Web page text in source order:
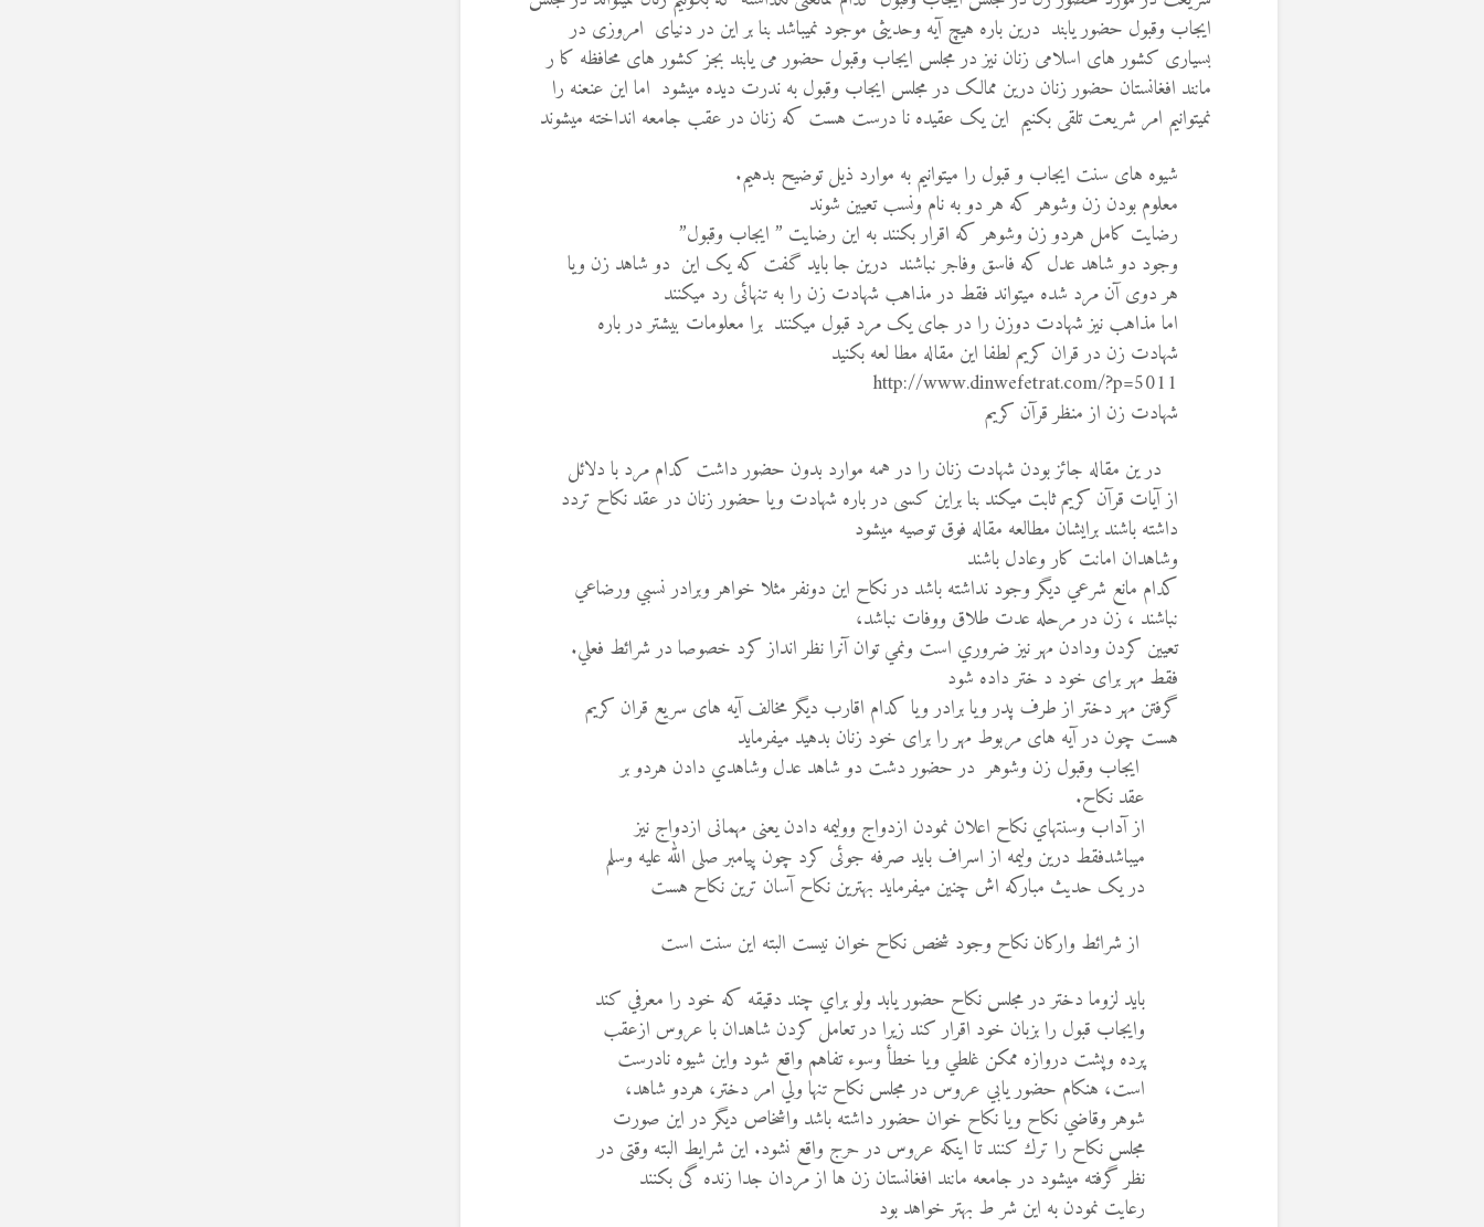
ایجاب وقبول حضور یابند درین باره هیچ آیه وحدیثی موجود نمیباشد بنا بر این در دنیای امروزی در
بسیاری کشور های اسلامی زنان نیز در مجلس ایجاب وقبول حضور می یابند بجز کشور های محافظه کا ر
مانند افغانستان حضور زنان درین ممالک در مجلس ایجاب وقبول به ندرت دیده میشود اما این عنعنه را
نمیتوانیم امر شریعت تلقی بکنیم این یک عقیده نا درست هست که زنان در عقب جامعه انداخته میشوند
شیوه های سنت ایجاب و قبول را میتوانیم به موارد ذیل توضیح بدهیم.
معلوم بودن زن وشوهر كه هر دو به نام ونسب تعيين شوند
رضايت كامل هردو زن وشوهر كه اقرار بكنند به اين رضايت ” ايجاب وقبول”
وجود دو شاهد عدل كه فاسق وفاجر نباشند درین جا باید گفت که یک این دو شاهد زن ویا
هر دوی آن مرد شده میتواند فقط در مذاهب شهادت زن را به تنهائی رد میکنند
اما مذاهب نیز شهادت دوزن را در جای یک مرد قبول میکنند برا معلومات بیشتر در باره
شهادت زن در قران کریم لطفا این مقاله مطا لعه بکنید
http://www.dinwefetrat.com/?p=5011
شهادت زن از منظر قرآن کریم
در ین مقاله جائز بودن شهادت زنان را در همه موارد بدون حضور داشت کدام مرد با دلائل
از آیات قرآن کریم ثابت میکند بنا براین کسی در باره شهادت ویا حضور زنان در عقد نکاح تردد
داشته باشند برایشان مطالعه مقاله فوق توصیه میشود
وشاهدان امانت كار وعادل باشند
كدام مانع شرعي ديگر وجود نداشته باشد در نكاح اين دونفر مثلا خواهر وبرادر نسبي ورضاعي
نباشند ، زن در مرحله عدت طلاق ووفات نباشد،
تعيين كردن ودادن مهر نيز ضروري است ونمي توان آنرا نظر انداز كرد خصوصا در شرائط فعلي.
فقط مهر برای خود د ختر داده شود
گرفتن مهر دختر از طرف پدر ویا برادر ویا کدام اقارب دیگر مخالف آیه های سریع قران کریم
هست چون در آیه های مربوط مهر را برای خود زنان بدهید میفرماید
ايجاب وقبول زن وشوهر در حضور دشت دو شاهد عدل وشاهدي دادن هردو بر
عقد نكاح.
از آداب وسنتهاي نكاح اعلان نمودن ازدواج ووليمه دادن یعنی مهمانی ازدواج نيز
ميباشدفقط درین ولیمه از اسراف باید صرفه جوئی کرد چون پیامبر صلی الله علیه وسلم
در یک حدیث مبارکه اش چنین میفرماید بهترین نکاح آسان ترین نکاح هست
از شرائط واركان نكاح وجود شخص نكاح خوان نيست البته اين سنت است
بايد لزوما دختر در مجلس نكاح حضور يابد ولو براي چند دقيقه كه خود را معرفي كند
وايجاب قبول را بزبان خود اقرار كند زيرا در تعامل كردن شاهدان با عروس ازعقب
پرده وپشت دروازه ممكن غلطي ويا خطأ وسوء تفاهم واقع شود واين شيوه نادرست
است، هنكام حضور يابي عروس در مجلس نكاح تنها ولي امر دختر، هردو شاهد،
شوهر وقاضي نكاح ويا نكاح خوان حضور داشته باشد واشخاص ديگر در اين صورت
مجلس نكاح را ترك كنند تا اينكه عروس در حرج واقع نشود. این شرایط البته وقتی در
نظر گرفته میشود در جامعه مانند افغانستان زن ها از مردان جدا زنده گی بکنند
رعایت نمودن به این شر ط بهتر خواهد بود